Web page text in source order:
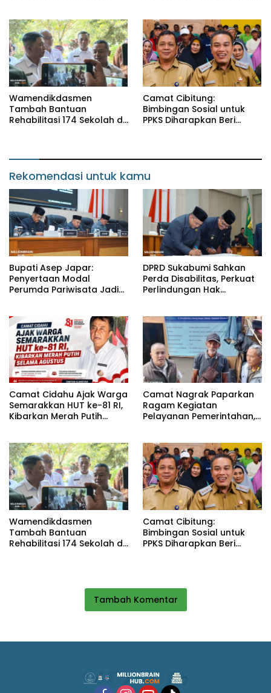
Wamendikdasmen
Tambah Bantuan
Rehabilitasi 174 Sekolah di
Camat Cibitung:
Bimbingan Sosial untuk
PPKS Diharapkan Beri
Rekomendasi untuk kamu
Bupati Asep Japar:
Penyertaan Modal
Perumda Pariwisata Jadi
DPRD Sukabumi Sahkan
Perda Disabilitas, Perkuat
Perlindungan Hak
Camat Cidahu Ajak Warga
Semarakkan HUT ke-81 RI,
Kibarkan Merah Putih
Camat Nagrak Paparkan
Ragam Kegiatan
Pelayanan Pemerintahan,
Wamendikdasmen
Tambah Bantuan
Rehabilitasi 174 Sekolah di
Camat Cibitung:
Bimbingan Sosial untuk
PPKS Diharapkan Beri
Tambah Komentar